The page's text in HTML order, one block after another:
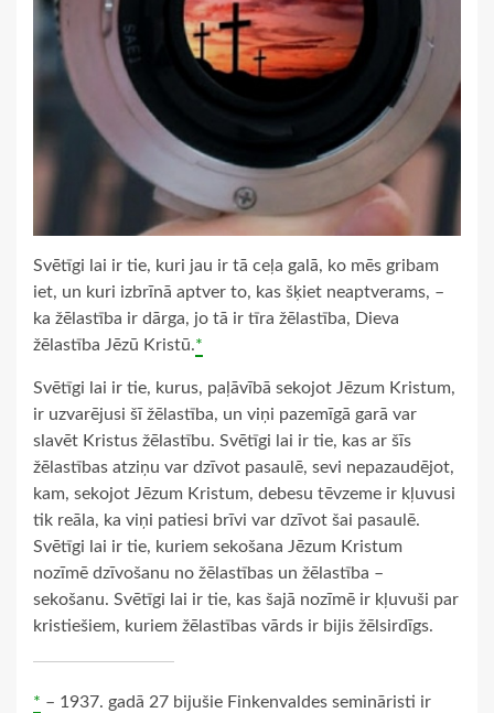
Svētīgi lai ir tie, kuri jau ir tā ceļa galā, ko mēs gribam
iet, un kuri izbrīnā aptver to, kas šķiet neaptverams, –
ka žēlastība ir dārga, jo tā ir tīra žēlastība, Dieva
žēlastība Jēzū Kristū.*
Svētīgi lai ir tie, kurus, paļāvībā sekojot Jēzum Kristum,
ir uzvarējusi šī žēlastība, un viņi pazemīgā garā var
slavēt Kristus žēlastību. Svētīgi lai ir tie, kas ar šīs
žēlastības atziņu var dzīvot pasaulē, sevi nepazaudējot,
kam, sekojot Jēzum Kristum, debesu tēvzeme ir kļuvusi
tik reāla, ka viņi patiesi brīvi var dzīvot šai pasaulē.
Svētīgi lai ir tie, kuriem sekošana Jēzum Kristum
nozīmē dzīvošanu no žēlastības un žēlastība –
sekošanu. Svētīgi lai ir tie, kas šajā nozīmē ir kļuvuši par
kristiešiem, kuriem žēlastības vārds ir bijis žēlsirdīgs.
* – 1937. gadā 27 bijušie Finkenvaldes semināristi ir